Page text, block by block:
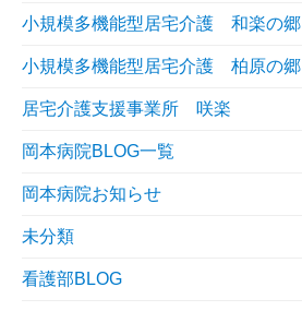
小規模多機能型居宅介護 和楽の郷
小規模多機能型居宅介護 柏原の郷
居宅介護支援事業所 咲楽
岡本病院BLOG一覧
岡本病院お知らせ
未分類
看護部BLOG